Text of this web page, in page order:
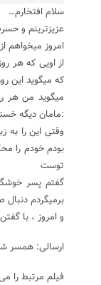
سلام افتخارم…
عزیزترینم و
امروز میخواهم
که میگوید این روزهای ندیدنت،
میگوید من هر
:مامان دیگه
وقتی این را به
بودم خودم را
توست
گفتم پسر
برمیگردم
و امروز ، با
ارسالی: همسر
فیلم مرتبط را